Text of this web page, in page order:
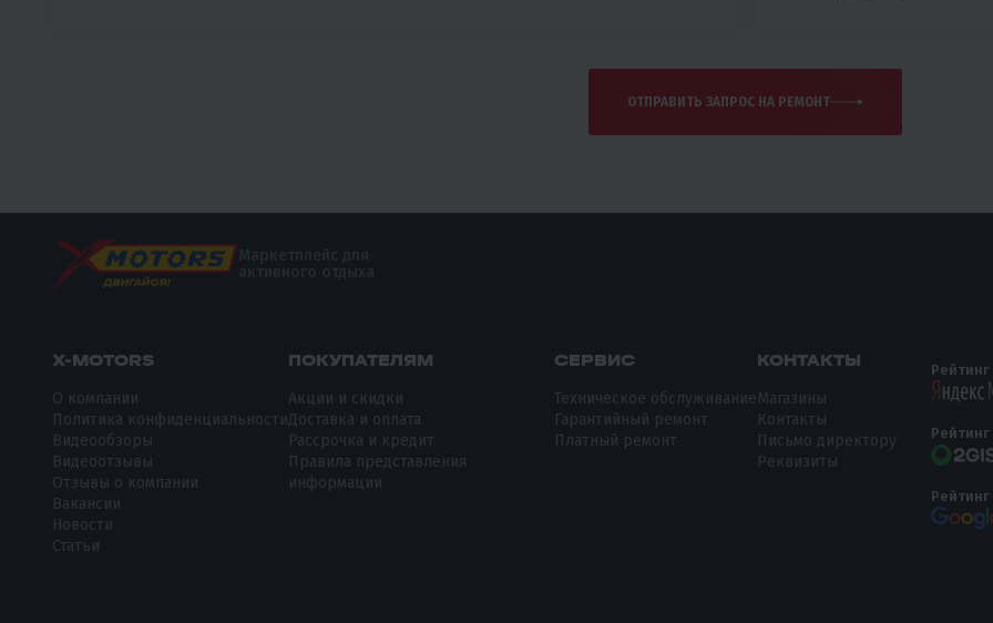
ОТПРАВИТЬ ЗАПРОС НА РЕМОНТ
X-MOTORS
О компании
Политика конфиденциальности
Видеообзоры
Видеоотзывы
Отзывы о компании
Вакансии
Новости
Статьи
ПОКУПАТЕЛЯМ
Акции и скидки
Доставка и оплата
Рассрочка и кредит
Правила представления
информации
СЕРВИС
Техническое обслуживание
Гарантийный ремонт
Платный ремонт
КОНТАКТЫ
Магазины
Контакты
Письмо директору
Реквизиты
Рейтинг
Рейтинг
Рейтинг